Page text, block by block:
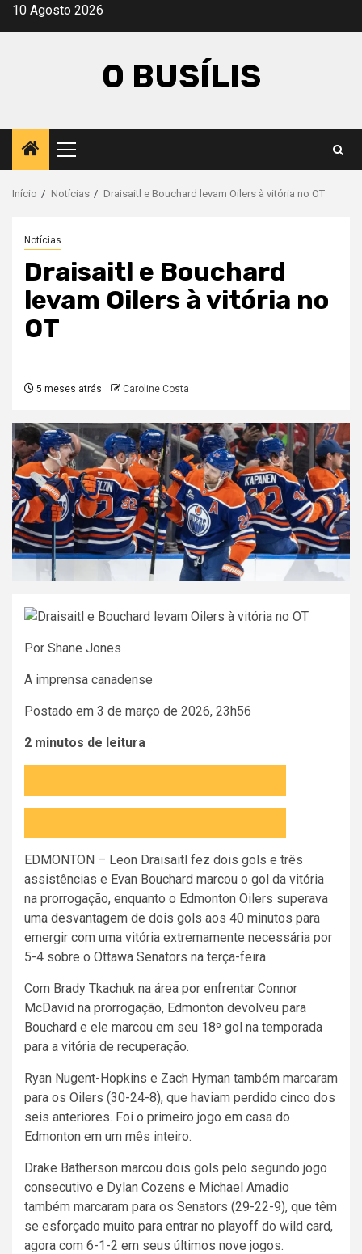
Avançar
10 Agosto 2026
O BUSÍLIS
Menu
principal
Início Notícias Draisaitl e Bouchard levam Oilers à vitória no OT
Notícias
Draisaitl e Bouchard
levam Oilers à vitória no
OT
5 meses atrás Caroline Costa
Por Shane Jones
A imprensa canadense
Postado em 3 de março de 2026, 23h56
2 minutos de leitura
fonte
do
artigo
tamanho
fonte
do
EDMONTON – Leon Draisaitl fez dois gols e três
assistências e Evan Bouchard marcou o gol da vitória
na prorrogação, enquanto o Edmonton Oilers superava
uma desvantagem de dois gols aos 40 minutos para
emergir com uma vitória extremamente necessária por
5-4 sobre o Ottawa Senators na terça-feira.
Com Brady Tkachuk na área por enfrentar Connor
McDavid na prorrogação, Edmonton devolveu para
Bouchard e ele marcou em seu 18º gol na temporada
para a vitória de recuperação.
Ryan Nugent-Hopkins e Zach Hyman também marcaram
para os Oilers (30-24-8), que haviam perdido cinco dos
seis anteriores. Foi o primeiro jogo em casa do
Edmonton em um mês inteiro.
Drake Batherson marcou dois gols pelo segundo jogo
consecutivo e Dylan Cozens e Michael Amadio
também marcaram para os Senators (29-22-9), que têm
se esforçado muito para entrar no playoff do wild card,
agora com 6-1-2 em seus últimos nove jogos.